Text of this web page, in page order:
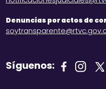
Denuncias por actos de
Síguenos: